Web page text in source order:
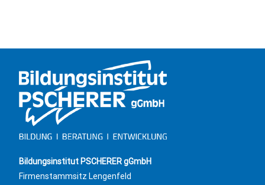
Bildungsinstitut PSCHERER gGmbH
Firmenstammsitz Lengenfeld